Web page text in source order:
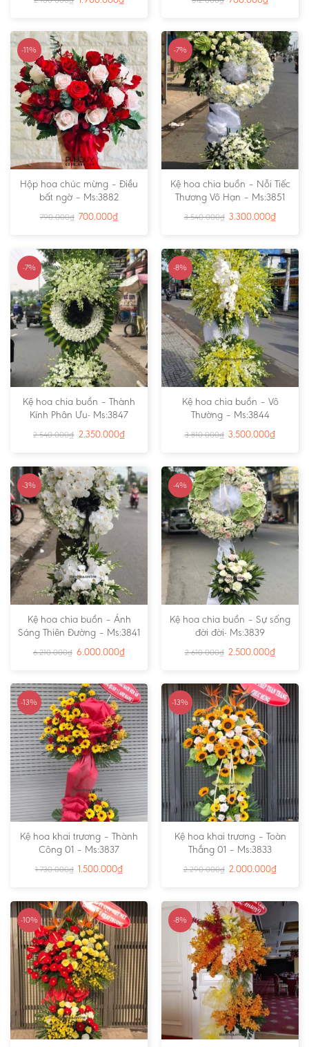
-11%
Hộp hoa chúc mừng – Điều
bất ngờ – Ms:3882
790.000₫ 700.000₫
-7%
Kệ hoa chia buồn – Nỗi Tiếc
Thương Vô Hạn – Ms:3851
3.540.000₫ 3.300.000₫
-7%
Kệ hoa chia buồn – Thành
Kính Phân Ưu- Ms:3847
2.540.000₫ 2.350.000₫
-8%
Kệ hoa chia buồn – Vô
Thường – Ms:3844
3.810.000₫ 3.500.000₫
-3%
Kệ hoa chia buồn – Ánh
Sáng Thiên Đường – Ms:3841
6.210.000₫ 6.000.000₫
-4%
Kệ hoa chia buồn – Sự sống
đời đời- Ms:3839
2.610.000₫ 2.500.000₫
-13%
Kệ hoa khai trương – Thành
Công 01 – Ms:3837
1.730.000₫ 1.500.000₫
-13%
Kệ hoa khai trương – Toàn
Thắng 01 – Ms:3833
2.290.000₫ 2.000.000₫
-10% -8%